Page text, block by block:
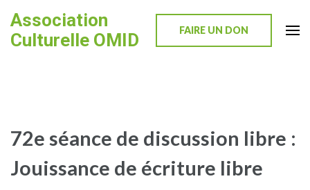
to
content
Association
Culturelle OMID
FAIRE UN DON
72e séance de discussion libre :
Jouissance de écriture libre